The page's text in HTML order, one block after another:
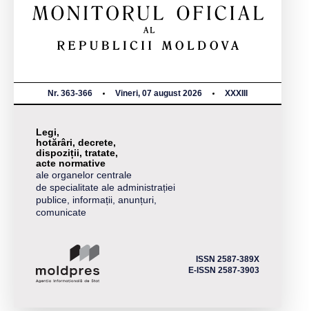
Nr. 363-366 Vineri, 07 august 2026 XXXIII
Legi,
hotărâri, decrete,
dispoziții, tratate,
acte normative
ale organelor centrale
de specialitate ale administrației
publice, informații, anunțuri,
comunicate
ISSN 2587-389X
E-ISSN 2587-3903